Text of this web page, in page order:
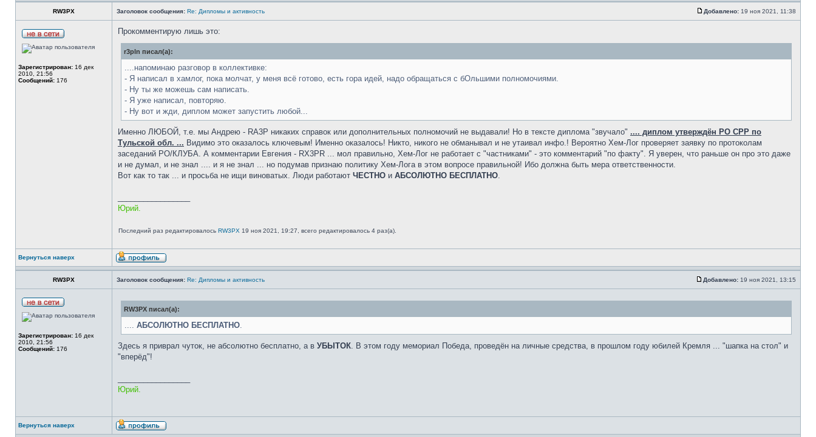
RW3PX Заголовок сообщения: Re: Дипломы и активность Добавлено: 19 ноя 2021, 11:38
Зарегистрирован: 16 дек
2010, 21:56
Сообщений: 176
Прокомментирую лишь это:
r3pln писал(а):
....напоминаю разговор в коллективке:
- Я написал в хамлог, пока молчат, у меня всё готово, есть гора идей, надо обращаться с бОльшими полномочиями.
- Ну ты же можешь сам написать.
- Я уже написал, повторяю.
- Ну вот и жди, диплом может запустить любой...
Именно ЛЮБОЙ, т.е. мы Андрею - RA3P никаких справок или дополнительных полномочий не выдавали! Но в тексте диплома "звучало" .... диплом утверждён РО СРР по
Тульской обл. ... Видимо это оказалось ключевым! Именно оказалось! Никто, никого не обманывал и не утаивал инфо.! Вероятно Хем-Лог проверяет заявку по протоколам
заседаний РО/КЛУБА. А комментарии Евгения - RX3PR ... мол правильно, Хем-Лог не работает с "частниками" - это комментарий "по факту". Я уверен, что раньше он про это даже
и не думал, и не знал .... и я не знал ... но подумав признаю политику Хем-Лога в этом вопросе правильной! Ибо должна быть мера ответственности.
Вот как то так ... и просьба не ищи виноватых. Люди работают ЧЕСТНО и АБСОЛЮТНО БЕСПЛАТНО.
Юрий.
Последний раз редактировалось RW3PX 19 ноя 2021, 19:27, всего редактировалось 4 раз(а).
Вернуться наверх
RW3PX Заголовок сообщения: Re: Дипломы и активность Добавлено: 19 ноя 2021, 13:15
Зарегистрирован: 16 дек
2010, 21:56
Сообщений: 176
RW3PX писал(а):
.... АБСОЛЮТНО БЕСПЛАТНО.
Здесь я приврал чуток, не абсолютно бесплатно, а в УБЫТОК. В этом году мемориал Победа, проведён на личные средства, в прошлом году юбилей Кремля ... "шапка на стол" и
"вперёд"!
Юрий.
Вернуться наверх